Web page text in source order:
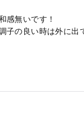
感無いです！
子の良い時は外に出